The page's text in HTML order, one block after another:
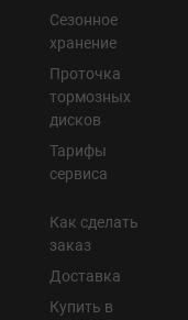
Сезонное
хранение
Проточка
тормозных
дисков
Тарифы
сервиса
Как сделать
заказ
Доставка
Купить в